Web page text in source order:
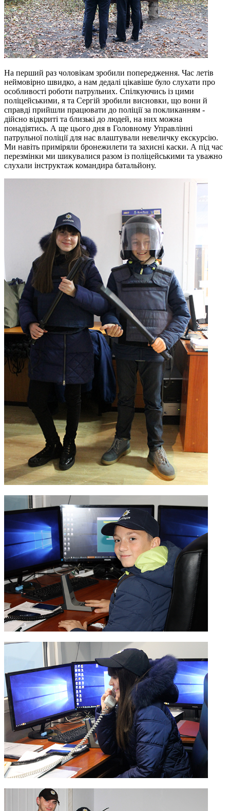
На перший раз чоловікам зробили попередження. Час летів
неймовірно швидко, а нам дедалі цікавіше було слухати про
особливості роботи патрульних. Спілкуючись із цими
поліцейськими, я та Сергій зробили висновки, що вони й
справді прийшли працювати до поліції за покликанням -
дійсно відкриті та близькі до людей, на них можна
понадіятись. А ще цього дня в Головному Управлінні
патрульної поліції для нас влаштували невеличку екскурсію.
Ми навіть приміряли бронежилети та захисні каски. А під час
перезмінки ми шикувалися разом із поліцейськими та уважно
слухали інструктаж командира батальйону.